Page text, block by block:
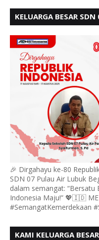
KELUARGA BESAR
🎉 Dirgahayu ke-80
SDN 07 Pulau Air Lubuk
dalam semangat: “Bersatu
Indonesia Maju!” 💖🇮🇩
#SemangatKemerdekaan
KAMI KELUARGA